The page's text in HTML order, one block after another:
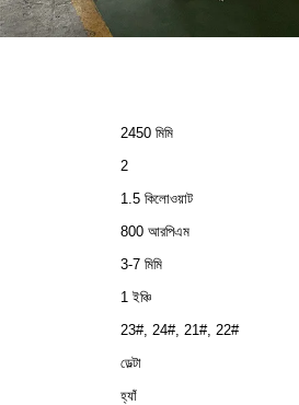
2450 মিমি
2
1.5 কিলোওয়াট
800 আরপিএম
3-7 মিমি
1 ইঞ্চি
23#, 24#, 21#, 22#
ডেল্টা
হ্যাঁ